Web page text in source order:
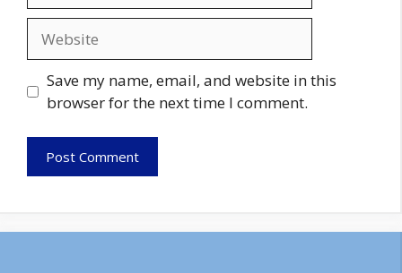
Save my name, email, and website in this
browser for the next time I comment.